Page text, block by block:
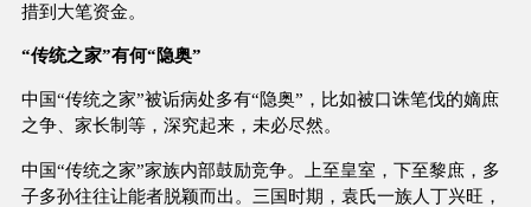
措到大笔资金。
“传统之家”有何“隐奥”
中国“传统之家”被诟病处多有“隐奥”，比如被口诛笔伐的嫡庶
之争、家长制等，深究起来，未必尽然。
中国“传统之家”家族内部鼓励竞争。上至皇室，下至黎庶，多
子多孙往往让能者脱颖而出。三国时期，袁氏一族人丁兴旺，